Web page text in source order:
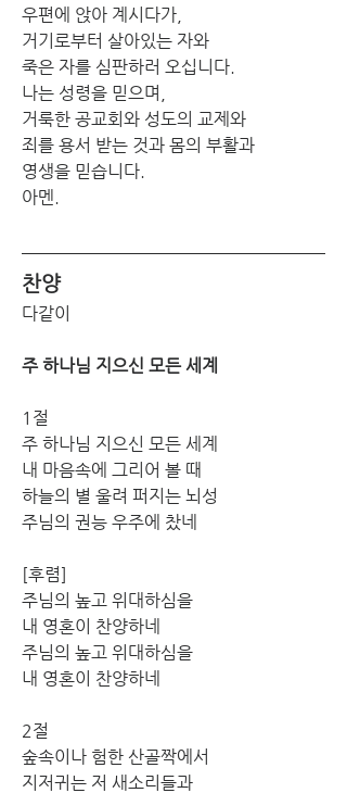
우편에 앉아 계시다가,
거기로부터 살아있는 자와
죽은 자를 심판하러 오십니다.
나는 성령을 믿으며,
거룩한 공교회와 성도의 교제와
죄를 용서 받는 것과 몸의 부활과
영생을 믿습니다.
아멘.
찬양
다같이
주 하나님 지으신 모든 세계
1절
주 하나님 지으신 모든 세계
내 마음속에 그리어 볼 때
하늘의 별 울려 퍼지는 뇌성
주님의 권능 우주에 찼네
[후렴]
주님의 높고 위대하심을
내 영혼이 찬양하네
주님의 높고 위대하심을
내 영혼이 찬양하네
2절
숲속이나 험한 산골짝에서
지저귀는 저 새소리들과